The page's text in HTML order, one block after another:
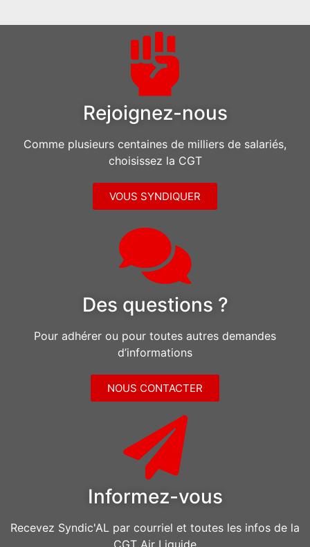
Rejoignez-nous
Comme plusieurs centaines de milliers de salariés,
choisissez la CGT
VOUS SYNDIQUER
Des questions ?
Pour adhérer ou pour toutes autres demandes
d’informations
NOUS CONTACTER
Informez-vous
Recevez Syndic'AL par courriel et toutes les infos de la